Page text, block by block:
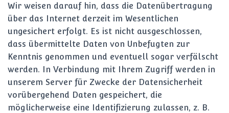
Wir weisen darauf hin, dass die Datenübertragung
über das Internet derzeit im Wesentlichen
ungesichert erfolgt. Es ist nicht ausgeschlossen,
dass übermittelte Daten von Unbefugten zur
Kenntnis genommen und eventuell sogar verfälscht
werden. In Verbindung mit Ihrem Zugriff werden in
unserem Server für Zwecke der Datensicherheit
vorübergehend Daten gespeichert, die
möglicherweise eine Identifizierung zulassen, z. B.